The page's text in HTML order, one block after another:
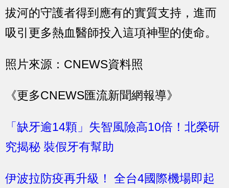
拔河的守護者得到應有的實質支持，進而
吸引更多熱血醫師投入這項神聖的使命。
照片來源：CNEWS資料照
《更多CNEWS匯流新聞網報導》
「缺牙逾14顆」失智風險高10倍！北榮研
究揭秘 裝假牙有幫助
伊波拉防疫再升級！ 全台4國際機場即起